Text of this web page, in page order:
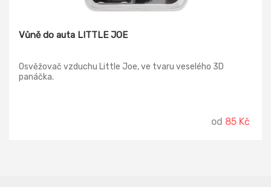
Vůně do auta LITTLE JOE
Osvěžovač vzduchu Little Joe, ve tvaru veselého 3D
panáčka.
od 85 Kč